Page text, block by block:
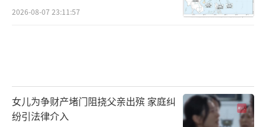
2026-08-07 23:11:57
女儿为争财产堵门阻挠父亲出殡 家庭纠
纷引法律介入